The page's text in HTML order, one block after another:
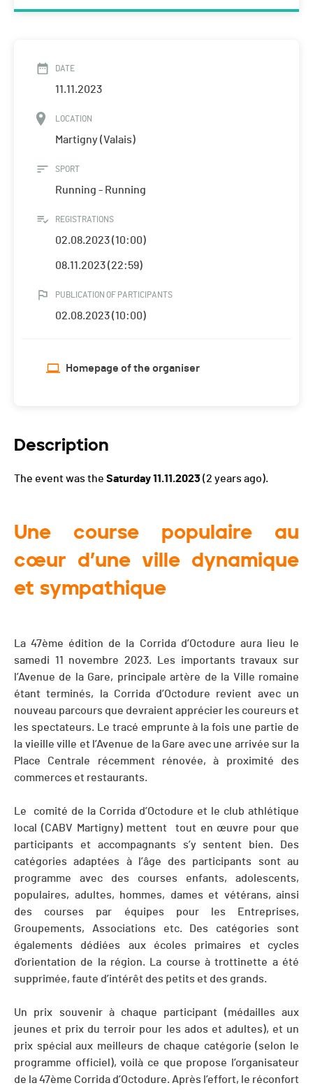
DATE
11.11.2023
LOCATION
Martigny (Valais)
SPORT
Running - Running
REGISTRATIONS
02.08.2023 (10:00)
08.11.2023 (22:59)
PUBLICATION OF PARTICIPANTS
02.08.2023 (10:00)
Homepage of the organiser
Description
The event was the Saturday 11.11.2023 (2 years ago).
Une course populaire au
cœur d’une ville dynamique
et sympathique
La 47ème édition de la Corrida d’Octodure aura lieu le
samedi 11 novembre 2023. Les importants travaux sur
l’Avenue de la Gare, principale artère de la Ville romaine
étant terminés, la Corrida d’Octodure revient avec un
nouveau parcours que devraient apprécier les coureurs et
les spectateurs. Le tracé emprunte à la fois une partie de
la vieille ville et l’Avenue de la Gare avec une arrivée sur la
Place Centrale récemment rénovée, à proximité des
commerces et restaurants.
Le comité de la Corrida d’Octodure et le club athlétique
local (CABV Martigny) mettent tout en œuvre pour que
participants et accompagnants s’y sentent bien. Des
catégories adaptées à l’âge des participants sont au
programme avec des courses enfants, adolescents,
populaires, adultes, hommes, dames et vétérans, ainsi
des courses par équipes pour les Entreprises,
Groupements, Associations etc. Des catégories sont
égalements dédiées aux écoles primaires et cycles
d'orientation de la région. La course à trottinette a été
supprimée, faute d’intérêt des petits et des grands.
Un prix souvenir à chaque participant (médailles aux
jeunes et prix du terroir pour les ados et adultes), et un
prix spécial aux meilleurs de chaque catégorie (selon le
programme officiel), voilà ce que propose l’organisateur
de la 47ème Corrida d’Octodure. Après l’effort, le réconfort